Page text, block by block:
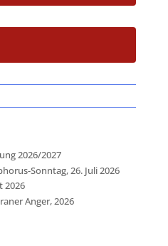
2026/2027
Sonntag, 26. Juli 2026
2026
Anger, 2026